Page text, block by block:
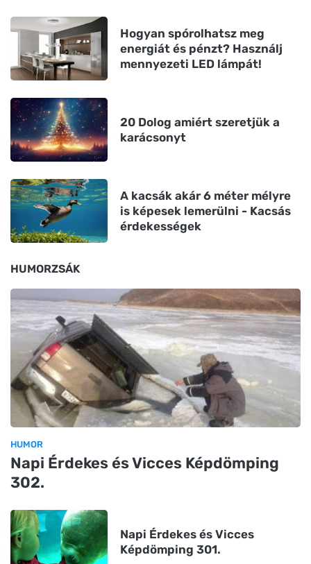
Hogyan spórolhatsz meg
energiát és pénzt? Használj
mennyezeti LED lámpát!
20 Dolog amiért szeretjük a
karácsonyt
A kacsák akár 6 méter mélyre
is képesek lemerülni - Kacsás
érdekességek
HUMORZSÁK
HUMOR
Napi Érdekes és Vicces Képdömping
302.
Napi Érdekes és Vicces
Képdömping 301.